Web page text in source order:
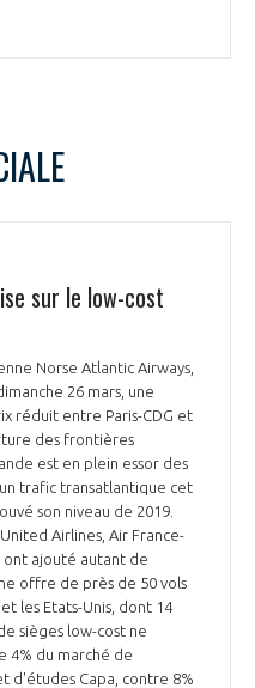
sur le low-cost
Norse Atlantic Airways,
26 mars, une
réduit entre Paris-CDG et
des frontières
est en plein essor des
trafic transatlantique cet
son niveau de 2019.
Airlines, Air France-
ont ajouté autant de
offre de près de 50 vols
les Etats-Unis, dont 14
sièges low-cost ne
4% du marché de
d'études Capa, contre 8%